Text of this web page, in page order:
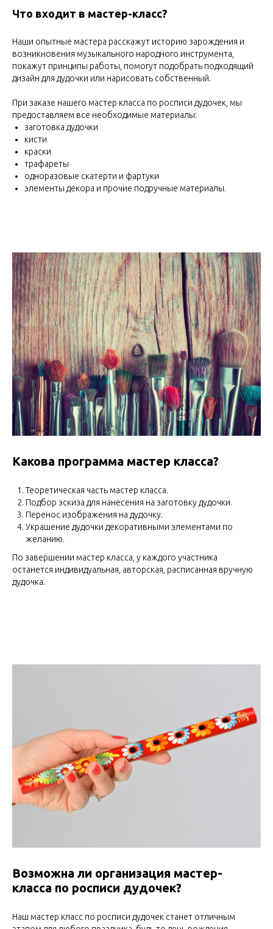
Что входит в мастер-класс?
Наши опытные мастера расскажут историю зарождения и
возникновения музыкального народного инструмента,
покажут принципы работы, помогут подобрать подходящий
дизайн для дудочки или нарисовать собственный.
При заказе нашего мастер класса по росписи дудочек, мы
предоставляем все необходимые материалы:
заготовка дудочки
кисти
краски
трафареты
одноразовые скатерти и фартуки
элементы декора и прочие подручные материалы.
Какова программа мастер класса?
Теоретическая часть мастер класса.
Подбор эскиза для нанесения на заготовку дудочки.
Перенос изображения на дудочку.
Украшение дудочки декоративными элементами по
желанию.
По завершении мастер класса, у каждого участника
останется индивидуальная, авторская, расписанная вручную
дудочка.
Возможна ли организация мастер-
класса по росписи дудочек?
Наш мастер класс по росписи дудочек станет отличным